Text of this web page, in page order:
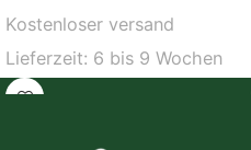
Kostenloser versand
Lieferzeit: 6 bis 9 Wochen